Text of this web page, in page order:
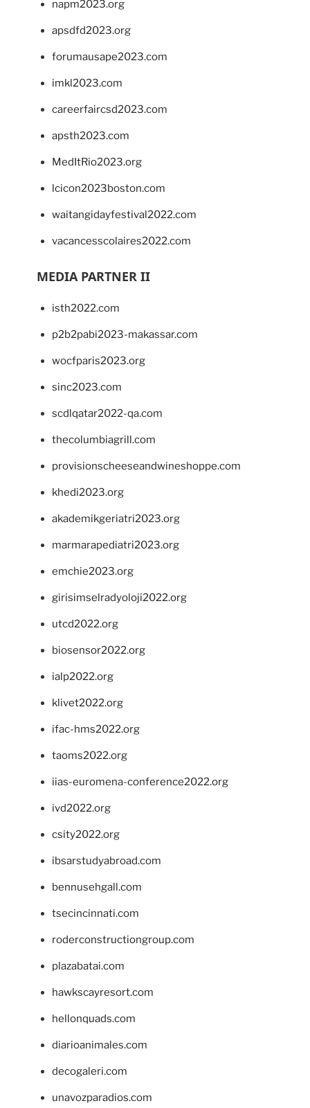
napm2023.org
apsdfd2023.org
forumausape2023.com
imkl2023.com
careerfaircsd2023.com
apsth2023.com
MedItRio2023.org
lcicon2023boston.com
waitangidayfestival2022.com
vacancesscolaires2022.com
MEDIA PARTNER II
isth2022.com
p2b2pabi2023-makassar.com
wocfparis2023.org
sinc2023.com
scdlqatar2022-qa.com
thecolumbiagrill.com
provisionscheeseandwineshoppe.com
khedi2023.org
akademikgeriatri2023.org
marmarapediatri2023.org
emchie2023.org
girisimselradyoloji2022.org
utcd2022.org
biosensor2022.org
ialp2022.org
klivet2022.org
ifac-hms2022.org
taoms2022.org
iias-euromena-conference2022.org
ivd2022.org
csity2022.org
ibsarstudyabroad.com
bennusehgall.com
tsecincinnati.com
roderconstructiongroup.com
plazabatai.com
hawkscayresort.com
hellonquads.com
diarioanimales.com
decogaleri.com
unavozparadios.com